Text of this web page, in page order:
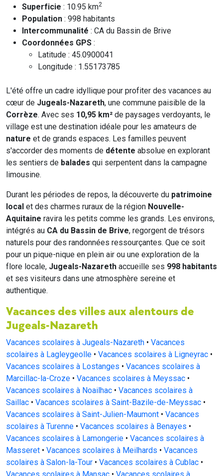
Superficie : 10.95 km2
Population : 998 habitants
Intercommunalité : CA du Bassin de Brive
Coordonnées GPS :
Latitude : 45.0900041
Longitude : 1.55173785
L'été offre un cadre idyllique pour profiter des vacances au
cœur de Jugeals-Nazareth, une commune paisible de la
Corrèze. Avec ses 10,95 km² de paysages verdoyants, le
village est une destination idéale pour les amateurs de
nature et de grands espaces. Les familles peuvent
s'accorder des moments de détente absolue en explorant
les sentiers de balades qui serpentent dans la campagne
limousine.
Durant les périodes de repos, la découverte du patrimoine
local et des charmes ruraux de la région Nouvelle-
Aquitaine ravira les petits comme les grands. Les environs,
intégrés au CA du Bassin de Brive, regorgent de trésors
naturels pour des randonnées ressourçantes. Que ce soit
pour un pique-nique en plein air ou une exploration de la
flore locale, Jugeals-Nazareth accueille ses 998 habitants
et ses visiteurs dans une atmosphère sereine et
authentique.
Vacances des villes aux alentours de
Jugeals-Nazareth
Vacances scolaires à Jugeals-Nazareth • Vacances
scolaires à Lagleygeolle • Vacances scolaires à Ligneyrac •
Vacances scolaires à Lostanges • Vacances scolaires à
Marcillac-la-Croze • Vacances scolaires à Meyssac •
Vacances scolaires à Noailhac • Vacances scolaires à
Saillac • Vacances scolaires à Saint-Bazile-de-Meyssac •
Vacances scolaires à Saint-Julien-Maumont • Vacances
scolaires à Turenne • Vacances scolaires à Benayes •
Vacances scolaires à Lamongerie • Vacances scolaires à
Masseret • Vacances scolaires à Meilhards • Vacances
scolaires à Salon-la-Tour • Vacances scolaires à Cublac •